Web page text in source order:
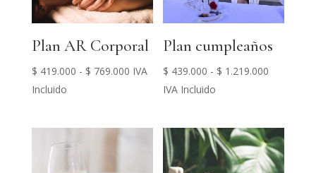
Plan AR Corporal
$ 419.000 - $ 769.000 Rango
desde
$ 419.000
IVA
Incluido
Plan cumpleaños
$ 439.000 - $ 1.219.000
desde
$ 439.000
hasta
IVA Incluido